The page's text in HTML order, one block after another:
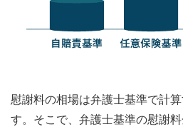
慰謝料の相場は弁護士基準で計
す。そこで、弁護士基準の慰謝